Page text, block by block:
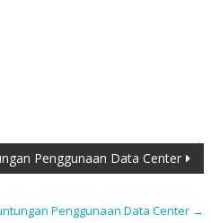
Penggunaan Data Center
Penggunaan Data Center →